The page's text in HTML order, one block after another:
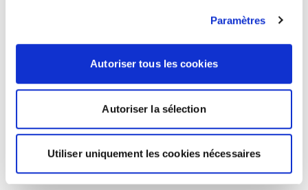
Paramètres
Autoriser tous les cookies
Autoriser la sélection
Utiliser uniquement les cookies nécessaires